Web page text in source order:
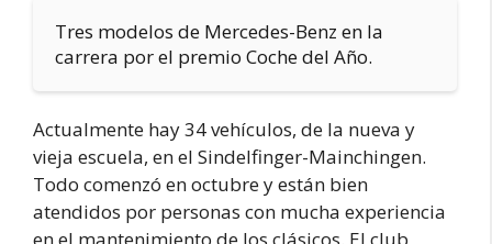
Tres modelos de Mercedes-Benz en la
carrera por el premio Coche del Año.
Actualmente hay 34 vehículos, de la nueva y
vieja escuela, en el Sindelfinger-Mainchingen.
Todo comenzó en octubre y están bien
atendidos por personas con mucha experiencia